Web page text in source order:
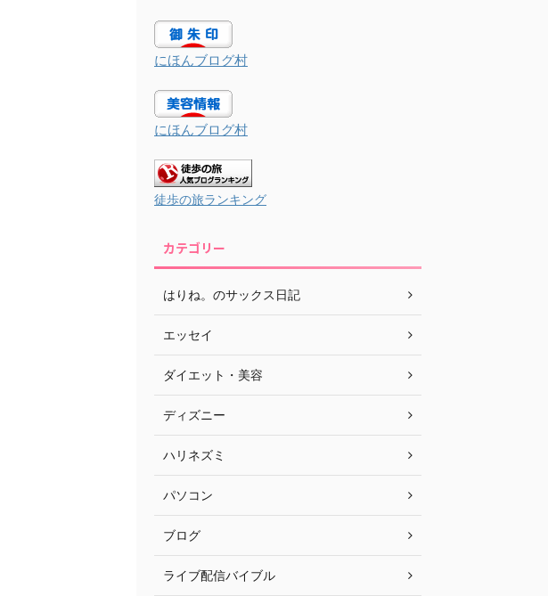
にほんブログ村
にほんブログ村
徒歩の旅ランキング
カテゴリー
はりね。のサックス日記
エッセイ
ダイエット・美容
ディズニー
ハリネズミ
パソコン
ブログ
ライブ配信バイブル